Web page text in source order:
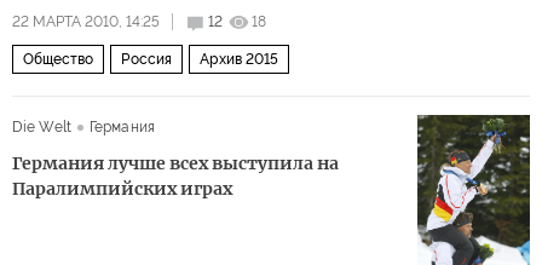
22 МАРТА 2010, 14:25 12 18
Общество Россия Архив 2015
Die Welt Германия
Германия лучше всех выступила на
Паралимпийских играх